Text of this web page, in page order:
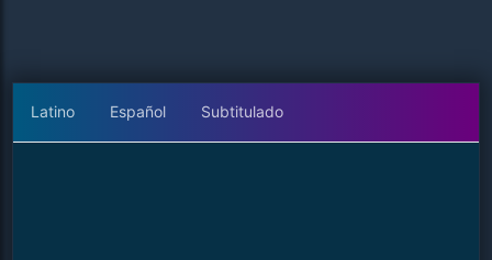
Latino Español Subtitulado